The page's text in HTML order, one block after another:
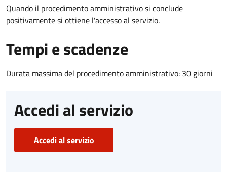
Quando il procedimento amministrativo si conclude
positivamente si ottiene l'accesso al servizio.
Tempi e scadenze
Durata massima del procedimento amministrativo: 30 giorni
Accedi al servizio
Accedi al servizio